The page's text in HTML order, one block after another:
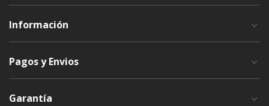
Información
Pagos y Envios
Garantía